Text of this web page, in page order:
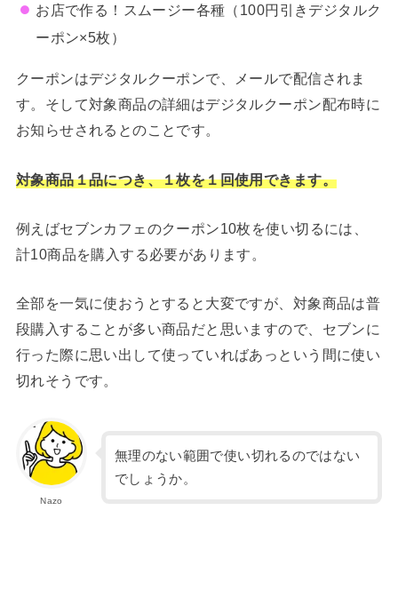
お店で作る！スムージー各種（100円引きデジタルク
ーポン×5枚）
クーポンはデジタルクーポンで、メールで配信されま
す。そして対象商品の詳細はデジタルクーポン配布時に
お知らせされるとのことです。
対象商品１品につき、１枚を１回使用できます。
例えばセブンカフェのクーポン10枚を使い切るには、
計10商品を購入する必要があります。
全部を一気に使おうとすると大変ですが、対象商品は普
段購入することが多い商品だと思いますので、セブンに
行った際に思い出して使っていればあっという間に使い
切れそうです。
Nazo
無理のない範囲で使い切れるのではない
でしょうか。